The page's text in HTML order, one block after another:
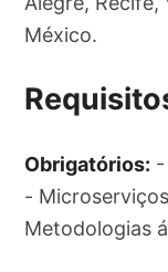
México.
Obrigatórios: -
-
Metodologias